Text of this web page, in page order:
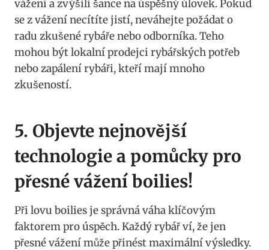
vážení ⁤a ​zvýšili⁢ šance na úspěšný úlovek.‍ Pokud
se z⁢ vážení necítíte jistí, neváhejte⁢ požádat⁤ o​
radu zkušené rybáře nebo odborníka. Teho
mohou ⁤být lokalní prodejci rybářských potřeb
nebo zapálení rybáři, kteří mají ⁤mnoho
zkušeností.
5. Objevte nejnovější
⁣technologie a ‌pomůcky pro
přesné vážení boilies!
Při lovu ⁢boilies je⁢ správná váha klíčovým
⁤faktorem pro úspěch. Každý rybář ví, že jen⁣
přesné vážení ⁣může přinést maximální výsledky.